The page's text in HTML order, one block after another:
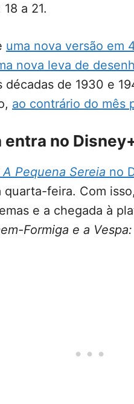
a 21.
uma nova versão em
nova leva de
décadas de 1930 e
ao contrário do mês
entra no
A Pequena Sereia no
quarta-feira. Com
e a chegada à
Formiga e a